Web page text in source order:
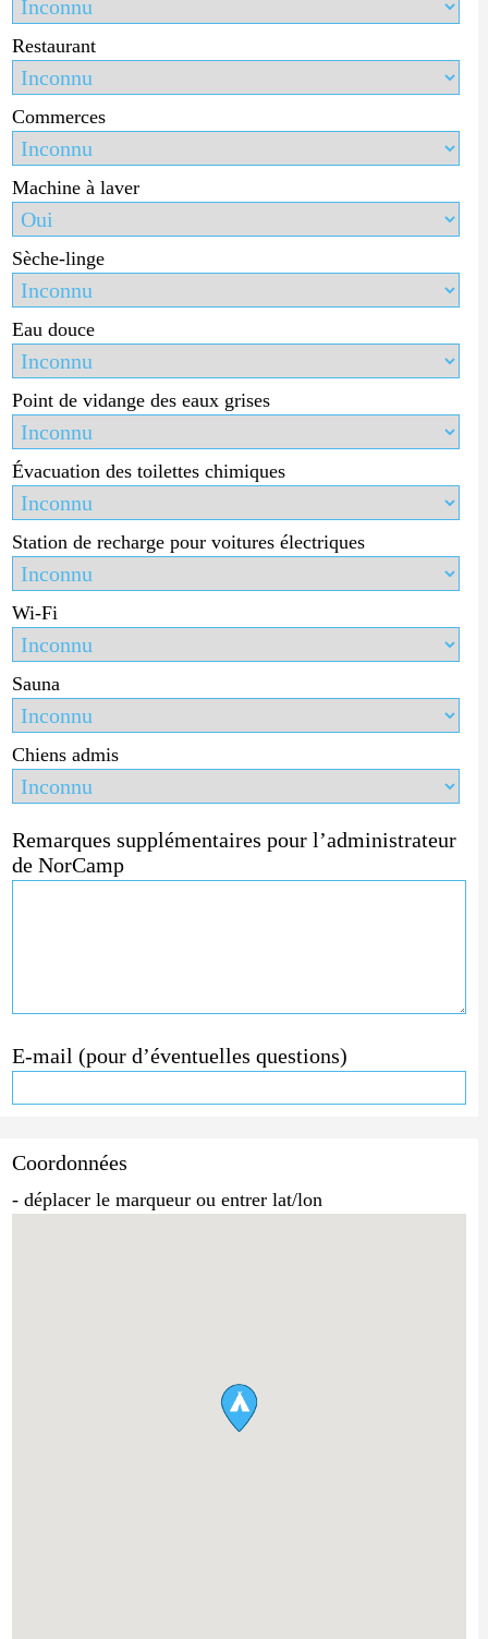
Restaurant
Commerces
Machine à laver
Sèche-linge
Eau douce
Point de vidange des eaux grises
Évacuation des toilettes chimiques
Station de recharge pour voitures électriques
Wi-Fi
Sauna
Chiens admis
Remarques supplémentaires pour l’administrateur
de NorCamp
E-mail (pour d’éventuelles questions)
Coordonnées
- déplacer le marqueur ou entrer lat/lon